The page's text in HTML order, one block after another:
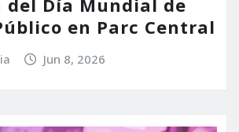
del Día Mundial de
en Parc Central
Jun 8, 2026